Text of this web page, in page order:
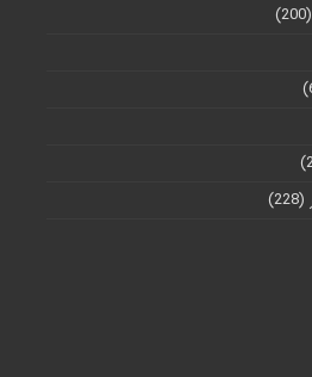
(200)
(228)